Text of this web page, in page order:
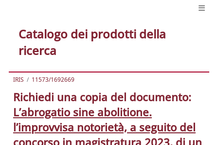
Catalogo dei prodotti della
ricerca
IRIS 11573/1692669
Richiedi una copia del documento:
L’abrogatio sine abolitione.
l’improvvisa notorietà, a seguito del
concorso in magistratura 2023, di un